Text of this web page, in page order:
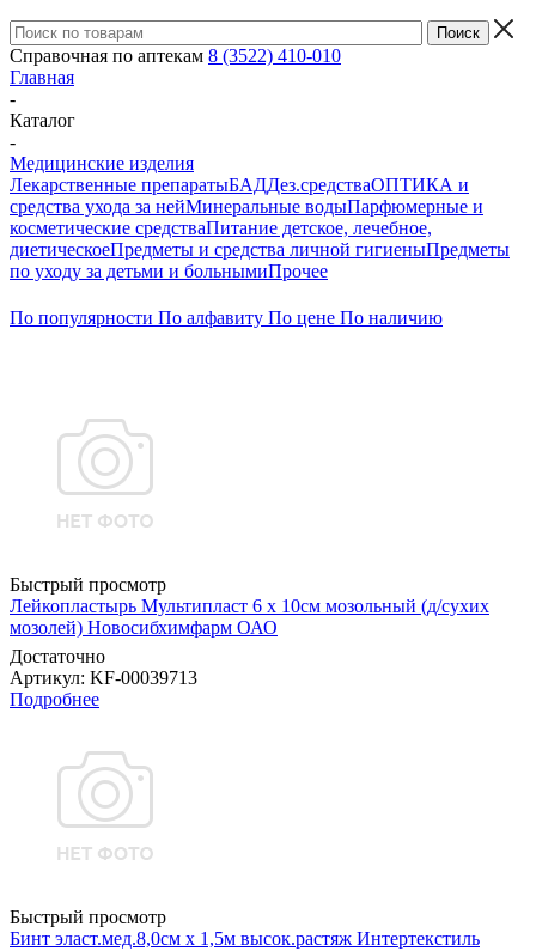
Справочная по аптекам 8 (3522) 410-010
Главная
-
Каталог
-
Медицинские изделия
Лекарственные препаратыБАДДез.средстваОПТИКА и
средства ухода за нейМинеральные водыПарфюмерные и
косметические средстваПитание детское, лечебное,
диетическоеПредметы и средства личной гигиеныПредметы
по уходу за детьми и больнымиПрочее
По популярности По алфавиту По цене По наличию
Быстрый просмотр
Лейкопластырь Мультипласт 6 х 10см мозольный (д/сухих
мозолей) Новосибхимфарм ОАО
Достаточно
Артикул: KF-00039713
Подробнее
Быстрый просмотр
Бинт эласт.мед.8,0см х 1,5м высок.растяж Интертекстиль